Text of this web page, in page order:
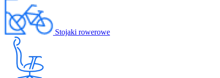
Stojaki rowerowe